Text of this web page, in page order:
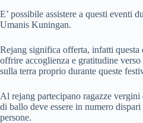
E’ possibile assistere a questi eventi
Umanis Kuningan.
Rejang significa offerta, infatti questa
offrire accoglienza e gratitudine
sulla terra proprio durante queste
Al rejang partecipano ragazze
di ballo deve essere in numero
persone.